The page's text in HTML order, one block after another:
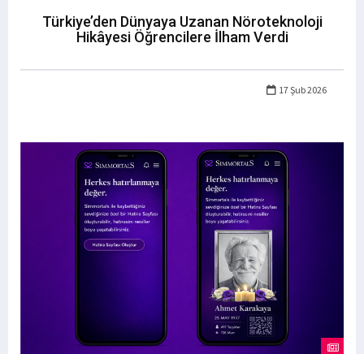
Türkiye’den Dünyaya Uzanan Nöroteknoloji
Hikâyesi Öğrencilere İlham Verdi
17 Şub 2026